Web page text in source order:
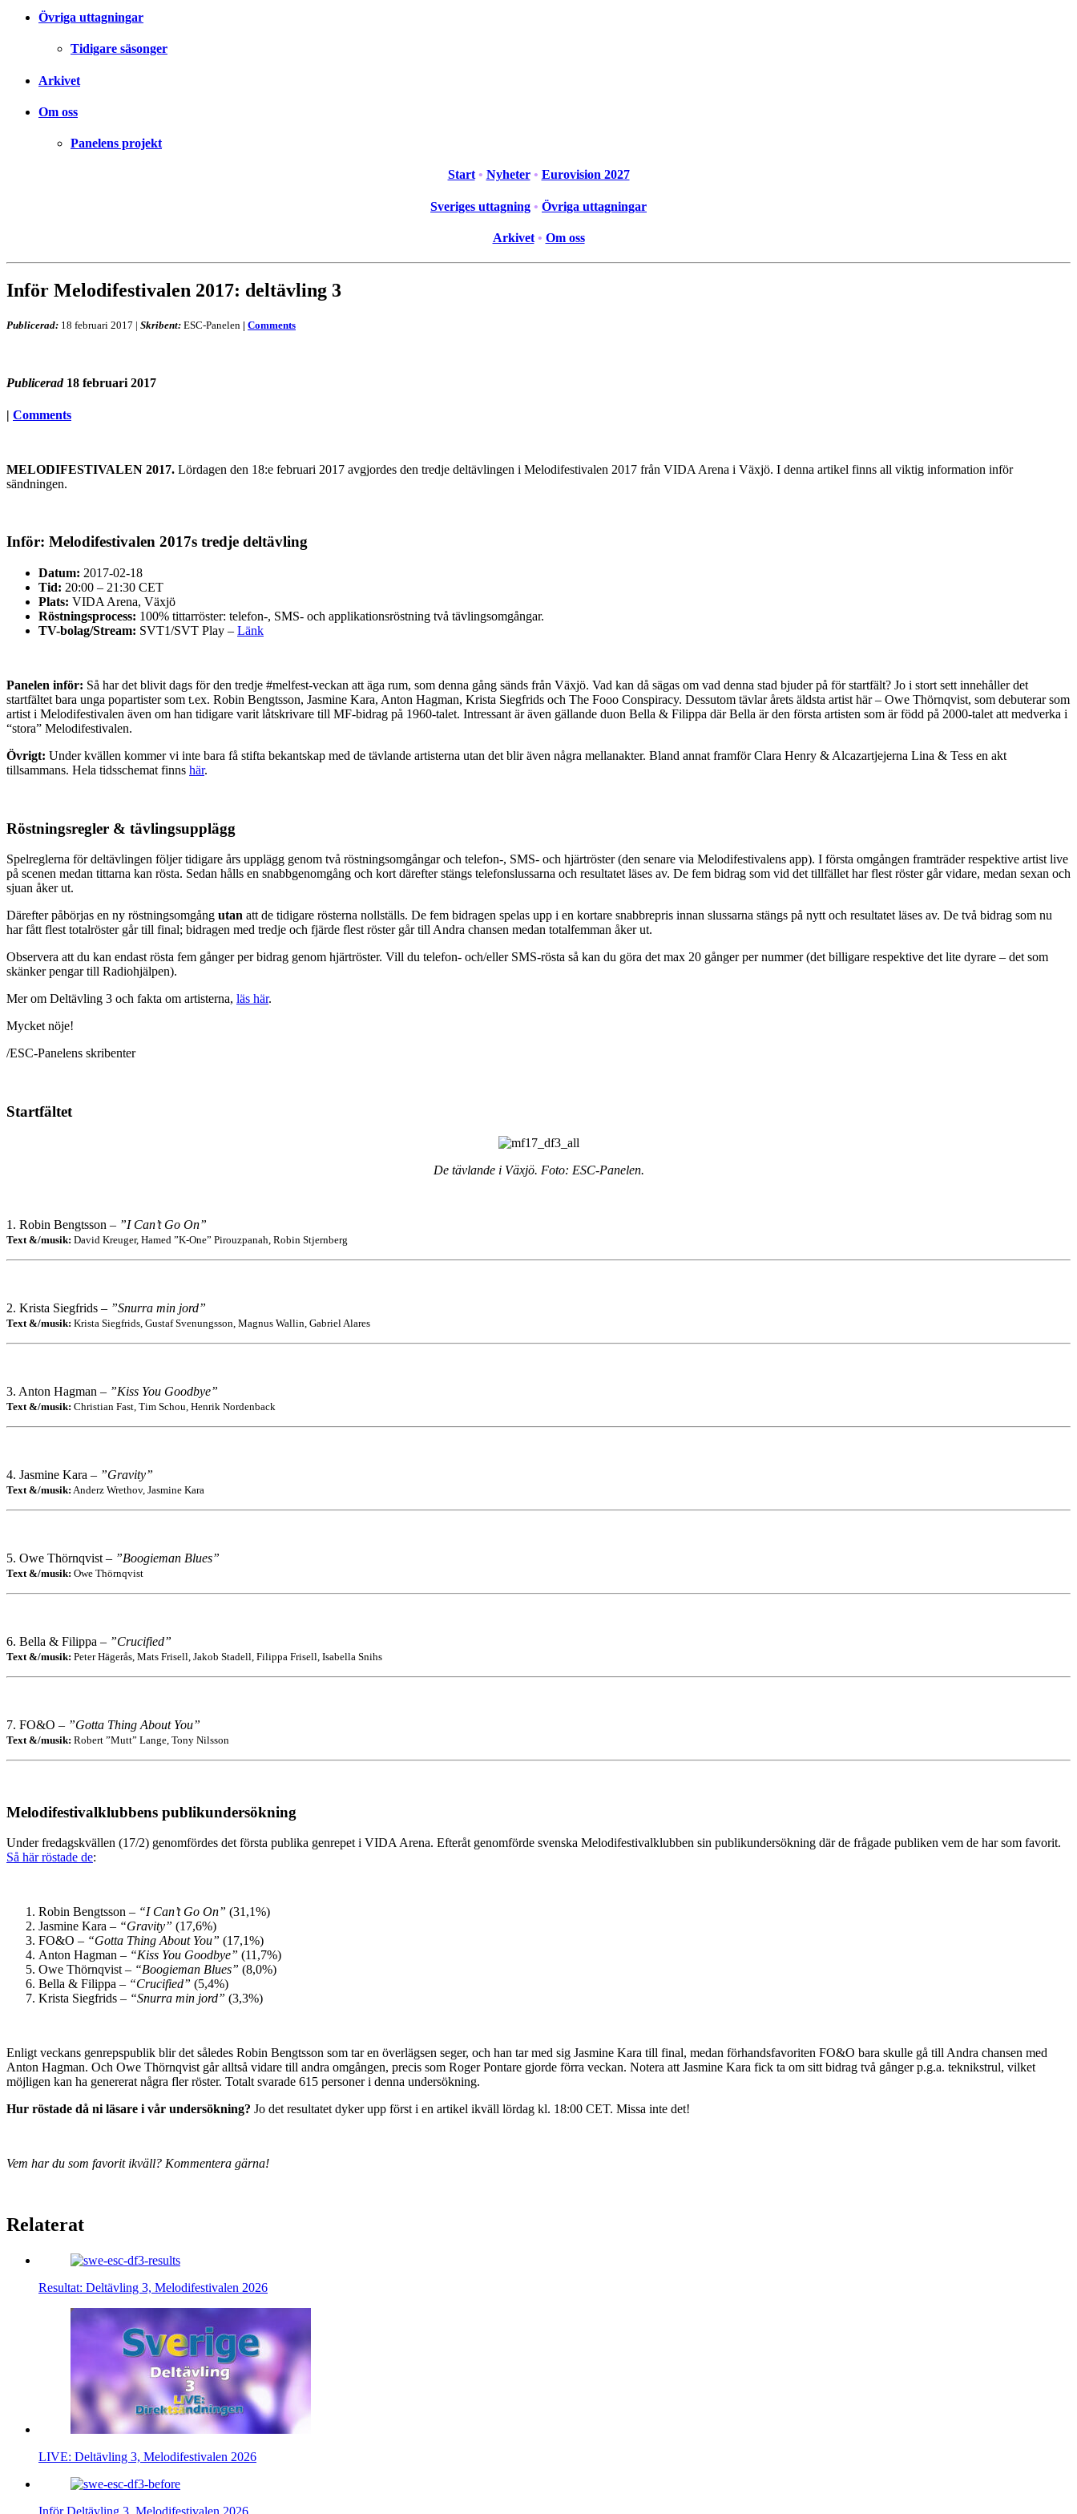
Övriga uttagningar
Tidigare säsonger
Arkivet
Om oss
Panelens projekt
Start • Nyheter • Eurovision 2027
Sveriges uttagning • Övriga uttagningar
Arkivet • Om oss
Inför Melodifestivalen 2017: deltävling 3
Publicerad: 18 februari 2017 | Skribent: ESC-Panelen | Comments
Publicerad 18 februari 2017
| Comments
MELODIFESTIVALEN 2017. Lördagen den 18:e februari 2017 avgjordes den tredje deltävlingen i Melodifestivalen 2017 från VIDA Arena i Växjö. I denna artikel finns all viktig information inför
sändningen.
Inför: Melodifestivalen 2017s tredje deltävling
Datum: 2017-02-18
Tid: 20:00 – 21:30 CET
Plats: VIDA Arena, Växjö
Röstningsprocess: 100% tittarröster: telefon-, SMS- och applikationsröstning två tävlingsomgångar.
TV-bolag/Stream: SVT1/SVT Play – Länk
Panelen inför: Så har det blivit dags för den tredje #melfest-veckan att äga rum, som denna gång sänds från Växjö. Vad kan då sägas om vad denna stad bjuder på för startfält? Jo i stort sett innehåller det
startfältet bara unga popartister som t.ex. Robin Bengtsson, Jasmine Kara, Anton Hagman, Krista Siegfrids och The Fooo Conspiracy. Dessutom tävlar årets äldsta artist här – Owe Thörnqvist, som debuterar som
artist i Melodifestivalen även om han tidigare varit låtskrivare till MF-bidrag på 1960-talet. Intressant är även gällande duon Bella & Filippa där Bella är den första artisten som är född på 2000-talet att medverka i
“stora” Melodifestivalen.
Övrigt: Under kvällen kommer vi inte bara få stifta bekantskap med de tävlande artisterna utan det blir även några mellanakter. Bland annat framför Clara Henry & Alcazartjejerna Lina & Tess en akt
tillsammans. Hela tidsschemat finns här.
Röstningsregler & tävlingsupplägg
Spelreglerna för deltävlingen följer tidigare års upplägg genom två röstningsomgångar och telefon-, SMS- och hjärtröster (den senare via Melodifestivalens app). I första omgången framträder respektive artist live
på scenen medan tittarna kan rösta. Sedan hålls en snabbgenomgång och kort därefter stängs telefonslussarna och resultatet läses av. De fem bidrag som vid det tillfället har flest röster går vidare, medan sexan och
sjuan åker ut.
Därefter påbörjas en ny röstningsomgång utan att de tidigare rösterna nollställs. De fem bidragen spelas upp i en kortare snabbrepris innan slussarna stängs på nytt och resultatet läses av. De två bidrag som nu
har fått flest totalröster går till final; bidragen med tredje och fjärde flest röster går till Andra chansen medan totalfemman åker ut.
Observera att du kan endast rösta fem gånger per bidrag genom hjärtröster. Vill du telefon- och/eller SMS-rösta så kan du göra det max 20 gånger per nummer (det billigare respektive det lite dyrare – det som
skänker pengar till Radiohjälpen).
Mer om Deltävling 3 och fakta om artisterna, läs här.
Mycket nöje!
/ESC-Panelens skribenter
Startfältet
De tävlande i Växjö. Foto: ESC-Panelen.
1. Robin Bengtsson – ”I Can’t Go On”
Text &/musik: David Kreuger, Hamed ”K-One” Pirouzpanah, Robin Stjernberg
2. Krista Siegfrids – ”Snurra min jord”
Text &/musik: Krista Siegfrids, Gustaf Svenungsson, Magnus Wallin, Gabriel Alares
3. Anton Hagman – ”Kiss You Goodbye”
Text &/musik: Christian Fast, Tim Schou, Henrik Nordenback
4. Jasmine Kara – ”Gravity”
Text &/musik: Anderz Wrethov, Jasmine Kara
5. Owe Thörnqvist – ”Boogieman Blues”
Text &/musik: Owe Thörnqvist
6. Bella & Filippa – ”Crucified”
Text &/musik: Peter Hägerås, Mats Frisell, Jakob Stadell, Filippa Frisell, Isabella Snihs
7. FO&O – ”Gotta Thing About You”
Text &/musik: Robert ”Mutt” Lange, Tony Nilsson
Melodifestivalklubbens publikundersökning
Under fredagskvällen (17/2) genomfördes det första publika genrepet i VIDA Arena. Efteråt genomförde svenska Melodifestivalklubben sin publikundersökning där de frågade publiken vem de har som favorit.
Så här röstade de:
Robin Bengtsson – “I Can’t Go On” (31,1%)
Jasmine Kara – “Gravity” (17,6%)
FO&O – “Gotta Thing About You” (17,1%)
Anton Hagman – “Kiss You Goodbye” (11,7%)
Owe Thörnqvist – “Boogieman Blues” (8,0%)
Bella & Filippa – “Crucified” (5,4%)
Krista Siegfrids – “Snurra min jord” (3,3%)
Enligt veckans genrepspublik blir det således Robin Bengtsson som tar en överlägsen seger, och han tar med sig Jasmine Kara till final, medan förhandsfavoriten FO&O bara skulle gå till Andra chansen med
Anton Hagman. Och Owe Thörnqvist går alltså vidare till andra omgången, precis som Roger Pontare gjorde förra veckan. Notera att Jasmine Kara fick ta om sitt bidrag två gånger p.g.a. teknikstrul, vilket
möjligen kan ha genererat några fler röster. Totalt svarade 615 personer i denna undersökning.
Hur röstade då ni läsare i vår undersökning? Jo det resultatet dyker upp först i en artikel ikväll lördag kl. 18:00 CET. Missa inte det!
Vem har du som favorit ikväll? Kommentera gärna!
Relaterat
Resultat: Deltävling 3, Melodifestivalen 2026
LIVE: Deltävling 3, Melodifestivalen 2026